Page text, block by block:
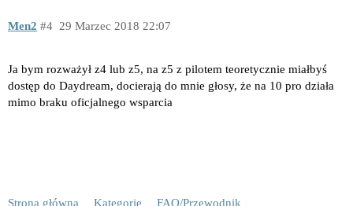
Men2 29 Marzec 2018 22:07
4
Ja bym rozważył z4 lub z5, na z5 z pilotem teoretycznie miałbyś
dostęp do Daydream, docierają do mnie głosy, że na 10 pro działa
mimo braku oficjalnego wsparcia
Strona główna Kategorie FAQ/Przewodnik